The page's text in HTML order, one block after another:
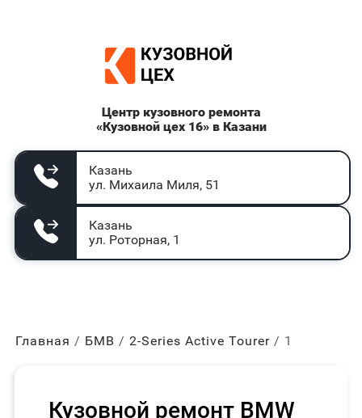
Центр кузовного ремонта
«Кузовной цех 16» в Казани
Казань
ул. Михаила Миля, 51
Казань
ул. Роторная, 1
Главная БМВ 2-Series Active Tourer 1
Кузовной ремонт BMW